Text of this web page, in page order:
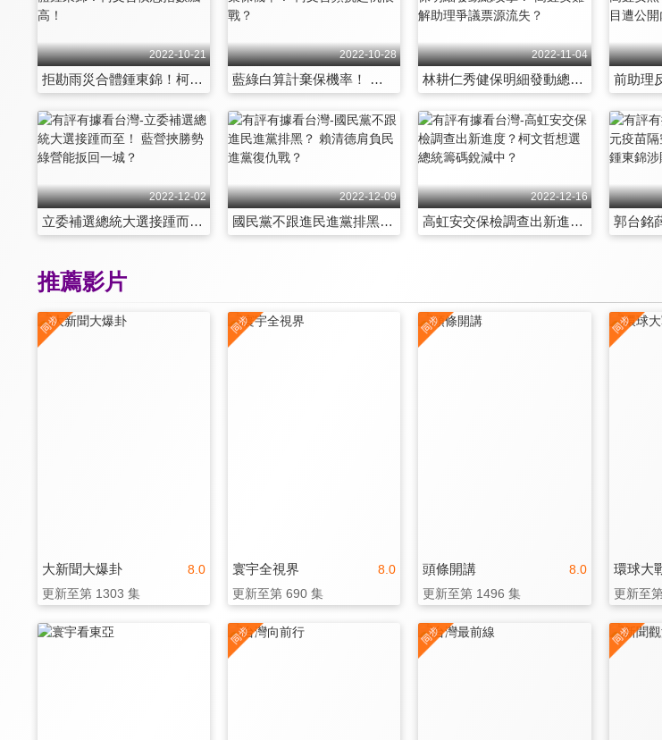
2022-10-21
拒勘雨災合體鍾東錦！柯文哲憤怒指數飆高！
2022-10-28
藍綠白算計棄保機率！ 柯文哲頻挑起仇恨戰？
2022-11-04
林耕仁秀健保明細發動總攻擊？ 高虹安難解助理爭議票源流失？
2022-12-02
立委補選總統大選接踵而至！ 藍營挾勝勢綠營能扳回一城？
2022-12-09
國民黨不跟進民進黨排黑？ 賴清德肩負民進黨復仇戰？
2022-12-16
高虹安交保檢調查出新進度？柯文哲想選總統籌碼銳減中？
推薦影片
8.0
大新聞大爆卦
更新至第 1303 集
8.0
寰宇全視界
更新至第 690 集
8.0
頭條開講
更新至第 1496 集
環球大
更新至